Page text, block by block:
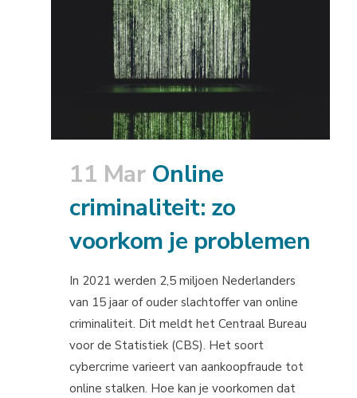
11 Mar Online
criminaliteit: zo
voorkom je problemen
In 2021 werden 2,5 miljoen Nederlanders
van 15 jaar of ouder slachtoffer van online
criminaliteit. Dit meldt het Centraal Bureau
voor de Statistiek (CBS). Het soort
cybercrime varieert van aankoopfraude tot
online stalken. Hoe kan je voorkomen dat